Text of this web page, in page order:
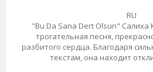
RU
"Bu Da Sana Dert Olsun"
трогательная песня,
разбитого сердца. Благодаря
текстам, она находит